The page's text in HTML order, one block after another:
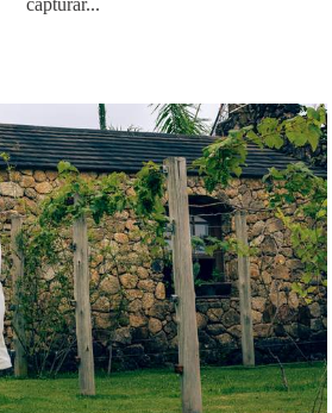
capturar...